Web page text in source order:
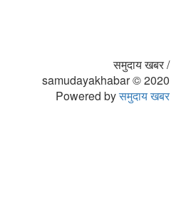
समुदाय खबर /
samudayakhabar © 2020
Powered byसमुदाय खबर